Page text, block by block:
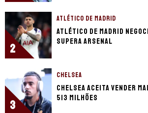
2
ATLÉTICO DE MADRID
Atlético de Madrid
supera Arsenal
3
CHELSEA
Chelsea aceita vender
513 milhões